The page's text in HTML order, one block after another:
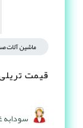
ماشین آلات
قیمت
سودابه